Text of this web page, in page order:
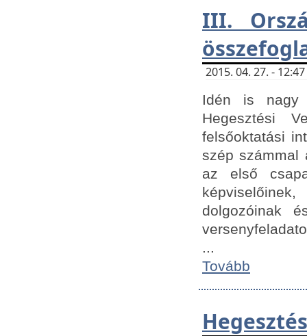
III.
2015. 04. 27. -
Idén is nagy
Hegesztési
felsőoktatási
szép számmal
az első
dolgozóinak
...
Tovább